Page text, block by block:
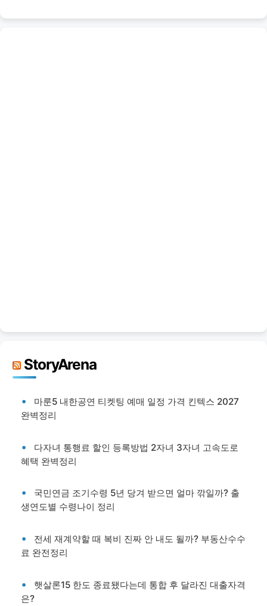
StoryArena
마룬5 내한공연 티켓팅 예매 일정 가격 킨텍스 2027
완벽정리
다자녀 통행료 할인 등록방법 2자녀 3자녀 고속도로
혜택 완벽정리
국민연금 조기수령 5년 당겨 받으면 얼마 깎일까? 출
생연도별 수령나이 정리
전세 재계약할 때 복비 진짜 안 내도 될까? 부동산수수
료 완전정리
햇살론15 한도 종료됐다는데 통합 후 달라진 대출자격
은?